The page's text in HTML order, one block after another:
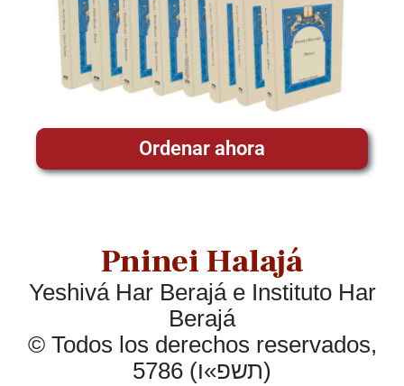
Ordenar ahora
Pninei Halajá
Yeshivá Har Berajá e Instituto Har
Berajá
© Todos los derechos reservados,
5786 (תשפ»ו)